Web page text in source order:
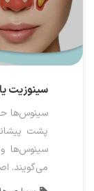
سینوزیت
سینوس‌ها
پشت
سینوس‌ها
می‌گویند.